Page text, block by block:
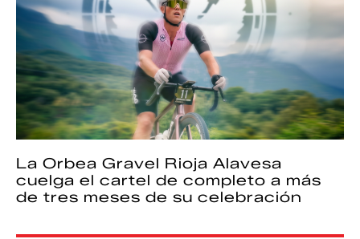
La Orbea Gravel Rioja Alavesa
cuelga el cartel de completo a más
de tres meses de su celebración